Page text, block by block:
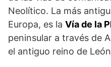
Neolítico. La más
Europa, es la Vía de la
peninsular a través de
el antiguo reino de